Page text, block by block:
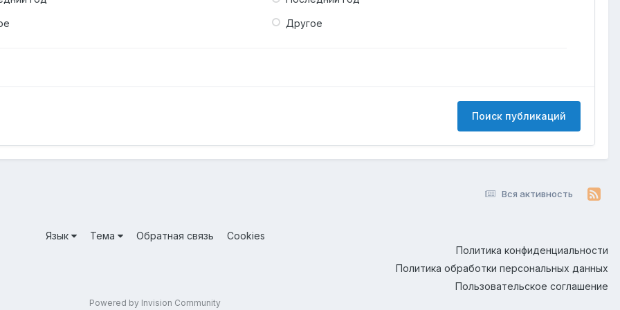
Другое
Поиск публикаций
Вся активность
Язык Тема Обратная связь
Cookies
Политика конфиденциальности
Политика обработки персональных данных
Пользовательское соглашение
Powered by Invision Community